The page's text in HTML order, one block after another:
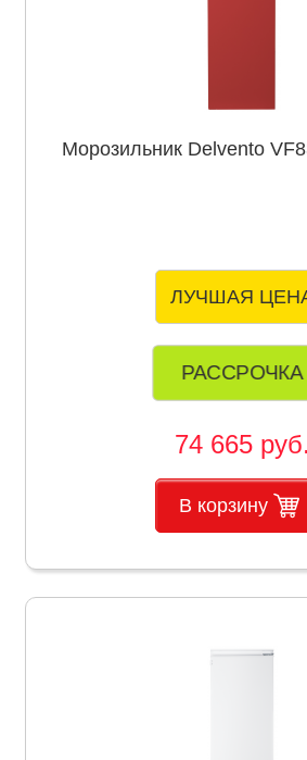
Морозильник Delvento
ЛУЧШАЯ
РАССРОЧКА
74 665 руб.
В корзину